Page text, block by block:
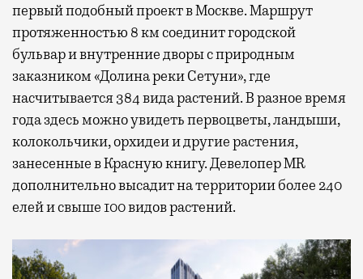
первый подобный проект в Москве. Маршрут
протяженностью 8 км соединит городской
бульвар и внутренние дворы с природным
заказником «Долина реки Сетуни», где
насчитывается 384 вида растений. В разное время
года здесь можно увидеть первоцветы, ландыши,
колокольчики, орхидеи и другие растения,
занесенные в Красную книгу. Девелопер MR
дополнительно высадит на территории более 240
елей и свыше 100 видов растений.